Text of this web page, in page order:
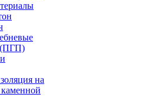
на